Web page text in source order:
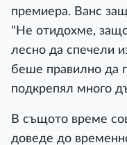
премиера. Ванс
"Не отидохме,
лесно да спечели
беше правилно да
подкрепял много
В същото време
доведе до